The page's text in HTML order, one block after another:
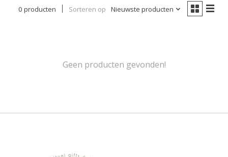
0 producten Sorteren op Nieuwste producten
Geen producten gevonden!